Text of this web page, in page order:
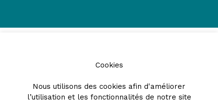
Cookies
Nous utilisons des cookies afin d'améliorer
l’utilisation et les fonctionnalités de notre site